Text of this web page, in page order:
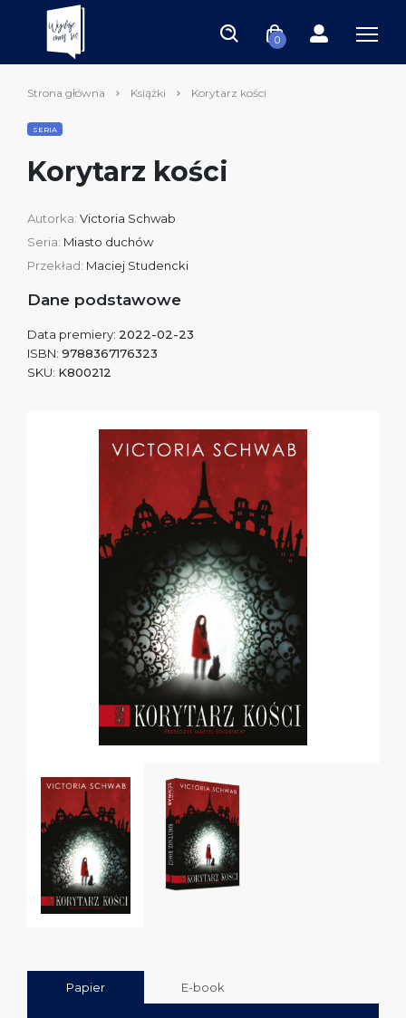
0
Strona główna Książki Korytarz kości
SERIA
Korytarz kości
Autorka: Victoria Schwab
Seria: Miasto duchów
Przekład: Maciej Studencki
Dane podstawowe
Data premiery: 2022-02-23
ISBN: 9788367176323
SKU: K800212
Papier E-book